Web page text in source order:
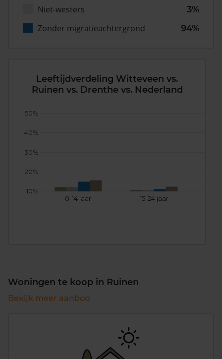
Niet-westers
3%
Zonder migratieachtergrond
94%
Leeftijdverdeling Witteveen vs.
Ruinen vs. Drenthe vs. Nederland
0-14 jaar 15-24 jaar
10%
20%
30%
40%
50%
Woningen te koop in Ruinen
Bekijk meer aanbod